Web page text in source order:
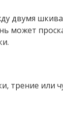
двумя
может
трение или